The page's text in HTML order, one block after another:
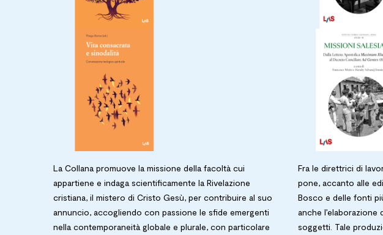
La Collana promuove la missione della facoltà cui
appartiene e indaga scientificamente la Rivelazione
cristiana, il mistero di Cristo Gesù, per contribuire al suo
annuncio, accogliendo con passione le sfide emergenti
nella contemporaneità globale e plurale, con particolare
Fra le direttrici di
pone, accanto alle
Bosco e delle fonti
anche
soggetti. Tale